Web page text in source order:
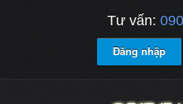
Tư vấn:
Đăng nhập